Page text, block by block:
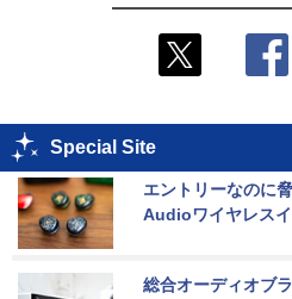
Special Site
エントリーなのに
Audioワイヤレス
総合オーディオブ